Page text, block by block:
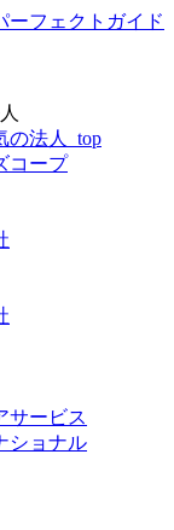
ーフェクトガイド
の法人_top
コープ
サービス
ショナル